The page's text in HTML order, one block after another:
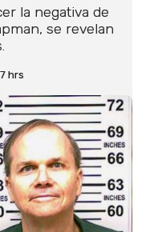
la negativa de
se revelan
hrs